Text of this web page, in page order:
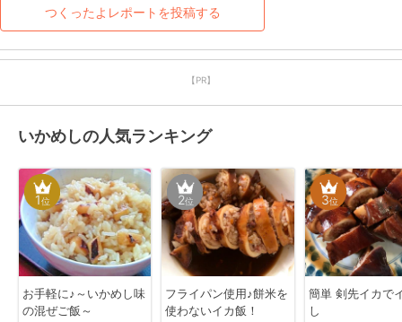
(^^)
つくったよレポートを投稿する
【PR】
いかめしの人気ランキング
1位
お手軽に♪～いかめし味
の混ぜご飯～
2位
フライパン使用♪餅米を
使わないイカ飯！
3位
簡単 剣先イカでイカめ
し